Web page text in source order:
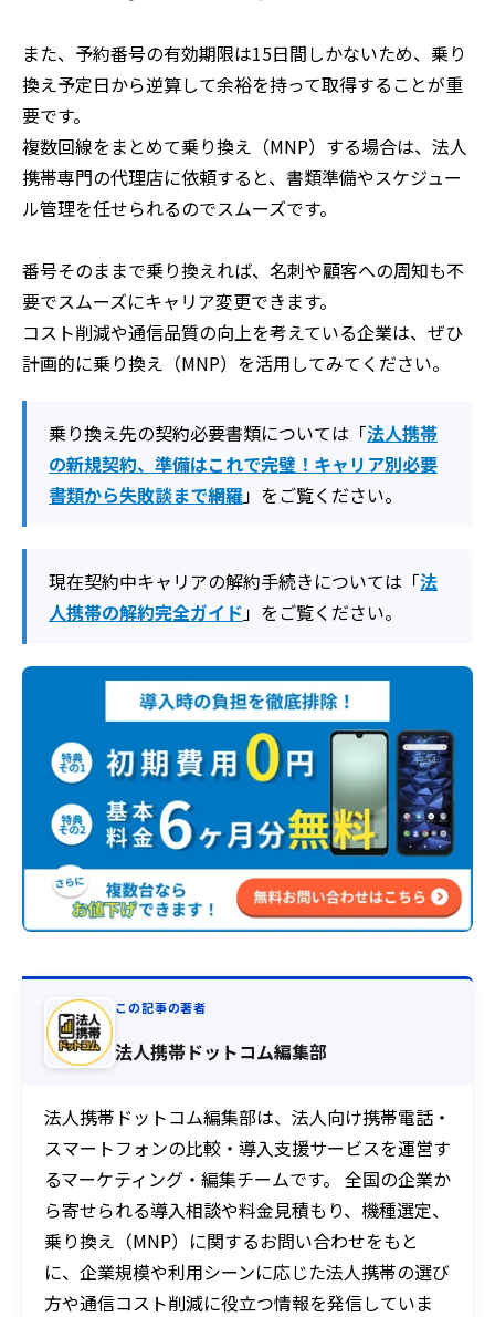
また、予約番号の有効期限は15日間しかないため、乗り
換え予定日から逆算して余裕を持って取得することが重
要です。
複数回線をまとめて乗り換え（MNP）する場合は、法人
携帯専門の代理店に依頼すると、書類準備やスケジュー
ル管理を任せられるのでスムーズです。
番号そのままで乗り換えれば、名刺や顧客への周知も不
要でスムーズにキャリア変更できます。
コスト削減や通信品質の向上を考えている企業は、ぜひ
計画的に乗り換え（MNP）を活用してみてください。
乗り換え先の契約必要書類については「法人携帯
の新規契約、準備はこれで完璧！キャリア別必要
書類から失敗談まで網羅」をご覧ください。
現在契約中キャリアの解約手続きについては「法
人携帯の解約完全ガイド」をご覧ください。
この記事の著者
法人携帯ドットコム編集部
法人携帯ドットコム編集部は、法人向け携帯電話・
スマートフォンの比較・導入支援サービスを運営す
るマーケティング・編集チームです。 全国の企業か
ら寄せられる導入相談や料金見積もり、機種選定、
乗り換え（MNP）に関するお問い合わせをもと
に、企業規模や利用シーンに応じた法人携帯の選び
方や通信コスト削減に役立つ情報を発信していま